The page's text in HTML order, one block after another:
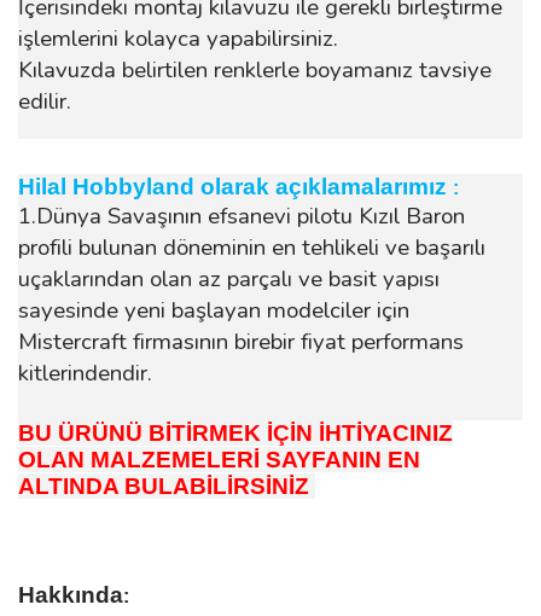
İçerisindeki montaj kılavuzu ile gerekli birleştirme
işlemlerini kolayca yapabilirsiniz.
Kılavuzda belirtilen renklerle boyamanız tavsiye
edilir.
Hilal Hobbyland olarak açıklamalarımız :
1.Dünya Savaşının efsanevi pilotu Kızıl Baron
profili bulunan döneminin en tehlikeli ve başarılı
uçaklarından olan az parçalı ve basit yapısı
sayesinde yeni başlayan modelciler için
Mistercraft firmasının birebir fiyat performans
kitlerindendir.
BU ÜRÜNÜ BİTİRMEK İÇİN İHTİYACINIZ
OLAN MALZEMELERİ SAYFANIN EN
ALTINDA BULABİLİRSİNİZ
Hakkında: